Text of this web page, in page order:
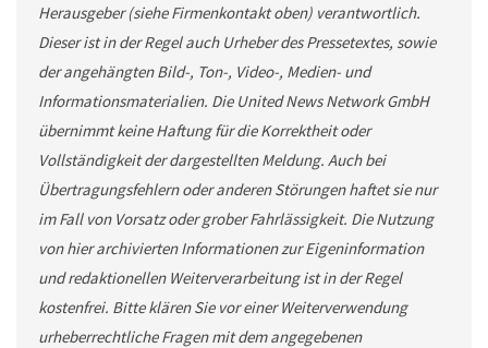
Herausgeber (siehe Firmenkontakt oben) verantwortlich.
Dieser ist in der Regel auch Urheber des Pressetextes, sowie
der angehängten Bild-, Ton-, Video-, Medien- und
Informationsmaterialien. Die United News Network GmbH
übernimmt keine Haftung für die Korrektheit oder
Vollständigkeit der dargestellten Meldung. Auch bei
Übertragungsfehlern oder anderen Störungen haftet sie nur
im Fall von Vorsatz oder grober Fahrlässigkeit. Die Nutzung
von hier archivierten Informationen zur Eigeninformation
und redaktionellen Weiterverarbeitung ist in der Regel
kostenfrei. Bitte klären Sie vor einer Weiterverwendung
urheberrechtliche Fragen mit dem angegebenen